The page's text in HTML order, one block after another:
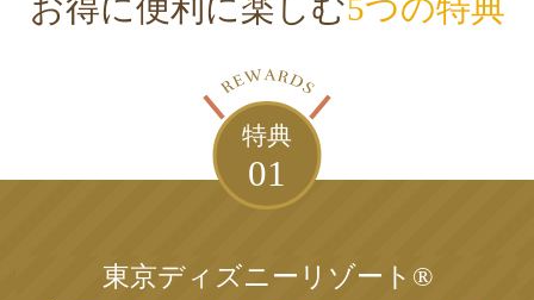
お得に便利に楽しむ5つの特典
特典
01
東京ディズニーリゾート®